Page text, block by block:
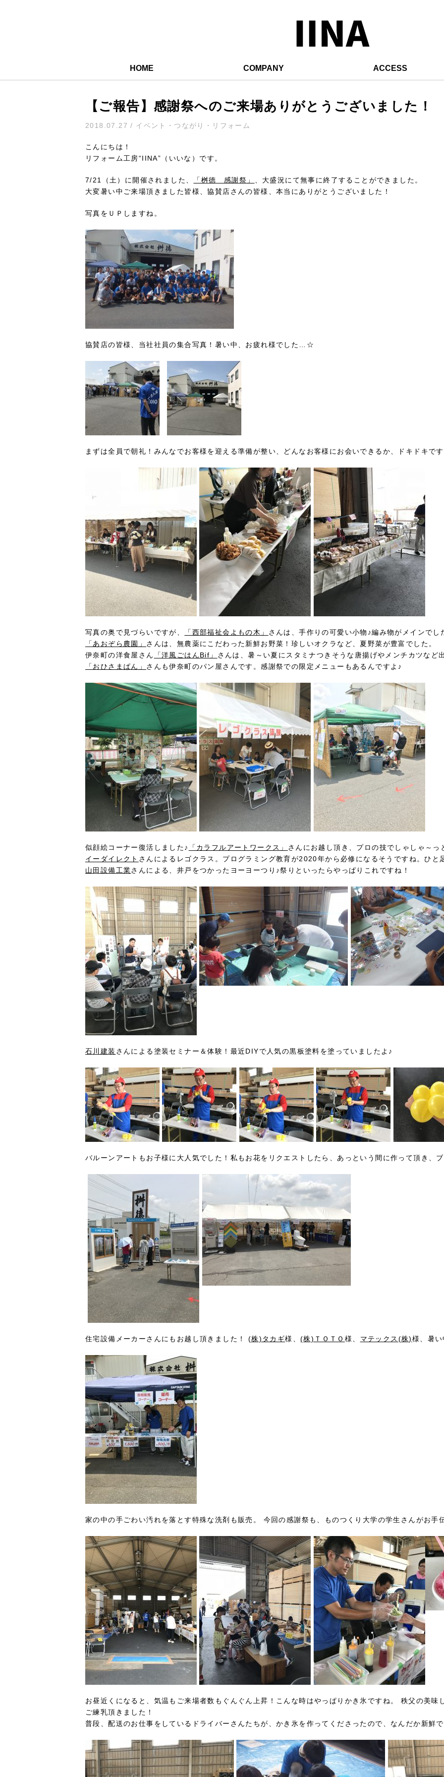
HOME COMPANY ACCESS
【ご報告】感謝祭へのご来場ありがとうございました！
2018.07.27 / イベント・つながり・リフォーム
こんにちは！
リフォーム工房“IINA”（いいな）です。
7/21（土）に開催されました、 「桝徳 感謝祭」
、大盛況にて無事に終了することができました。
大変暑い中ご来場頂きました皆様、協賛店さんの皆様、本当にありがとうございました！
写真をＵＰしますね。
協賛店の皆様、当社社員の集合写真！暑い中、お疲れ様でした…☆
まずは全員で朝礼！みんなでお客様を迎える準備が整い、どんなお客様にお会いできるか、ドキドキで
写真の奥で見づらいですが、 「西部福祉会よもの木」 さんは、手作りの可愛い小物♪編み物がメインでし
「あおぞら農園」 さんは、無農薬にこだわった新鮮お野菜！珍しいオクラなど、夏野菜が豊富でした。
伊奈町の洋食屋さん
「洋風ごはんBif」 さんは、暑～い夏にスタミナつきそうな唐揚げやメンチカツなど
「おひさまぱん」 さんも伊奈町のパン屋さんです。感謝祭での限定メニューもあるんですよ♪
似顔絵コーナー復活しました♪ 「カラフルアートワークス」 さんにお越し頂き、プロの技でしゃしゃ～っ
イーダイレクト さんによるレゴクラス。プログラミング教育が2020年から必修になるそうですね。ひと
山田設備工業さんによる、井戸をつかったヨーヨーつり♪祭りといったらやっぱりこれですね！
石川建装 さんによる塗装セミナー＆体験！最近DIYで人気の黒板塗料を塗っていましたよ♪
バルーンアートもお子様に大人気でした！私もお花をリクエストしたら、あっという間に作って頂き、
住宅設備メーカーさんにもお越し頂きました！ (株)タカギ様、(株)ＴＯＴＯ 様、 マテックス(株)様、暑い
家の中の手ごわい汚れを落とす特殊な洗剤も販売。 今回の感謝祭も、ものつくり大学の学生さんがお手
お昼近くになると、気温もご来場者数もぐんぐん上昇！こんな時はやっぱりかき氷ですね。 秩父の美味
ご練乳頂きました！
普段、配送のお仕事をしているドライバーさんたちが、かき氷を作ってくださったので、なんだか新鮮で